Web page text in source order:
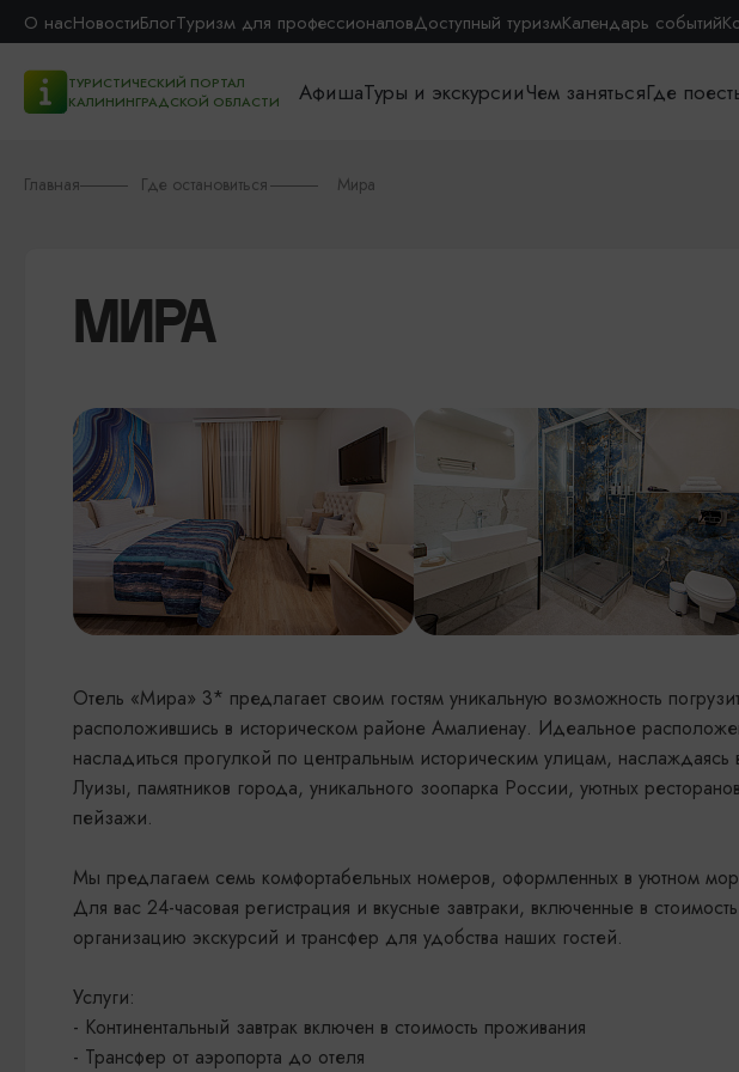
О насНовостиБлогТуризм для профессионаловДоступный туризмКалендарь событий
ТУРИСТИЧЕСКИЙ ПОРТАЛ
КАЛИНИНГРАДСКОЙ ОБЛАСТИ
АфишаТуры и экскурсииЧем занятьсяГде
Главная Где остановиться Мира
МИРА
Отель «Мира» 3* предлагает своим гостям уникальную возможность
расположившись в историческом районе Амалиенау. Идеальное
насладиться прогулкой по центральным историческим улицам,
Луизы, памятников города, уникального зоопарка России, уютных
пейзажи.
Мы предлагаем семь комфортабельных номеров, оформленных в уютном
Для вас 24-часовая регистрация и вкусные завтраки, включенные в
организацию экскурсий и трансфер для удобства наших гостей.
Услуги:
- Континентальный завтрак включен в стоимость проживания
- Трансфер от аэропорта до отеля